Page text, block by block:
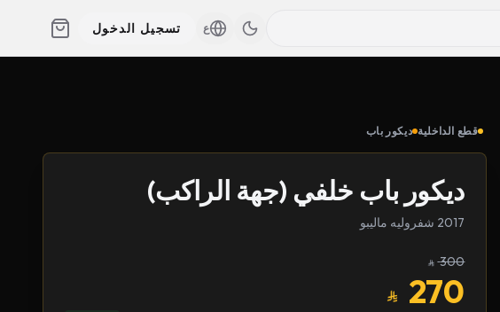
ع تسجيل الدخول
قطع الداخلية ديكور باب
ديكور باب خلفي (جهة الراكب)
2017 شفروليه ماليبو
300
270